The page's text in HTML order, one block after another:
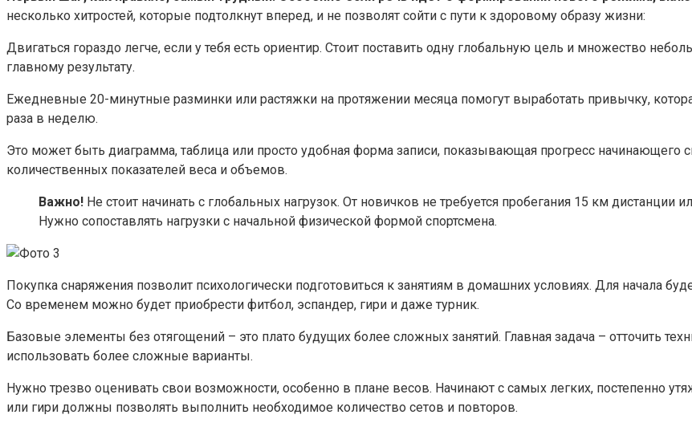
несколько хитростей, которые подтолкнут вперед, и не позволят сойти с пути к здоровому образу жизни:
Двигаться гораздо легче, если у тебя есть ориентир. Стоит поставить одну глобальную цель и множество
главному результату.
Ежедневные 20-минутные разминки или растяжки на протяжении месяца помогут выработать привычку,
раза в неделю.
Это может быть диаграмма, таблица или просто удобная форма записи, показывающая прогресс начинающего
количественных показателей веса и объемов.
Важно! Не стоит начинать с глобальных нагрузок. От новичков не требуется пробегания 15 км
Нужно сопоставлять нагрузки с начальной физической формой спортсмена.
Покупка снаряжения позволит психологически подготовиться к занятиям в домашних условиях. Для начала
Со временем можно будет приобрести фитбол, эспандер, гири и даже турник.
Базовые элементы без отягощений – это плато будущих более сложных занятий. Главная задача – отточить
использовать более сложные варианты.
Нужно трезво оценивать свои возможности, особенно в плане весов. Начинают с самых легких, постепенно
или гири должны позволять выполнить необходимое количество сетов и повторов.